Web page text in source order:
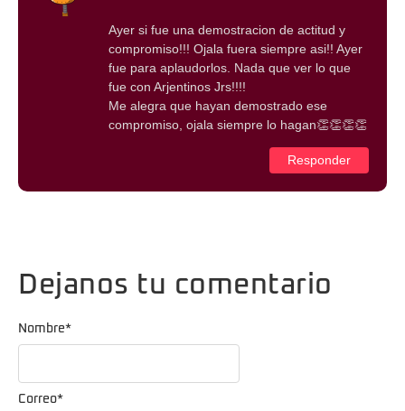
Ayer si fue una demostracion de actitud y
compromiso!!! Ojala fuera siempre asi!! Ayer
fue para aplaudorlos. Nada que ver lo que
fue con Arjentinos Jrs!!!!
Me alegra que hayan demostrado ese
compromiso, ojala siempre lo hagan👏👏👏👏
Responder
Dejanos tu comentario
Nombre*
Correo*